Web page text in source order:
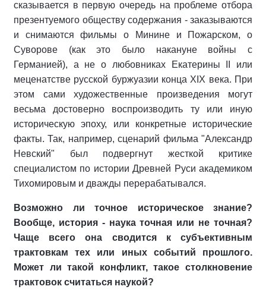
сказывается в первую очередь на проблеме отбора
презентуемого обществу содержания - заказываются
и снимаются фильмы о Минине и Пожарском, о
Суворове (как это было накануне войны с
Германией), а не о любовниках Екатерины II или
меценатстве русской буржуазии конца XIX века. При
этом сами художественные произведения могут
весьма достоверно воспроизводить ту или иную
историческую эпоху, или конкретные исторические
факты. Так, например, сценарий фильма "Александр
Невский" был подвергнут жесткой критике
специалистом по истории Древней Руси академиком
Тихомировым и дважды перерабатывался.
Возможно ли точное историческое знание?
Вообще, история - наука точная или не точная?
Чаще всего она сводится к субъективным
трактовкам тех или иных событий прошлого.
Может ли такой конфликт, такое столкновение
трактовок считаться наукой?